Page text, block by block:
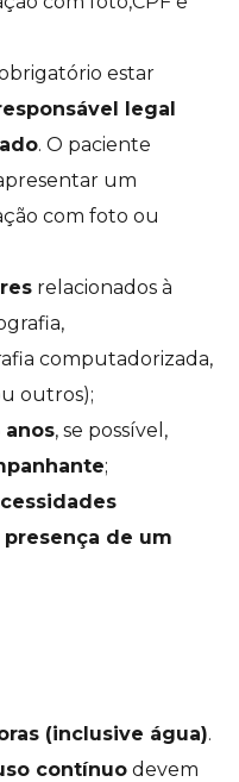
estar
legal
. O paciente
um
com foto ou
relacionados à
computadorizada,
outros);
anos, se possível,
;
presença de um
(inclusive água).
contínuo devem